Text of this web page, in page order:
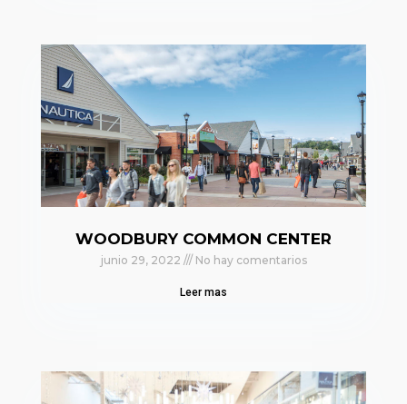
WOODBURY COMMON CENTER
junio 29, 2022 No hay comentarios
Leer mas